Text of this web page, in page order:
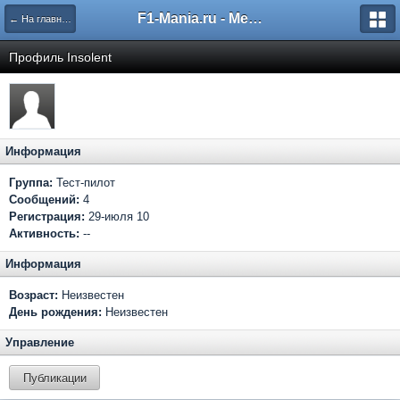
← На главную F1-Mania.ru - Международный чемпионат по симрейсингу
Профиль Insolent
Информация
Группа: Тест-пилот
Сообщений: 4
Регистрация: 29-июля 10
Активность: --
Информация
Возраст: Неизвестен
День рождения: Неизвестен
Управление
Публикации